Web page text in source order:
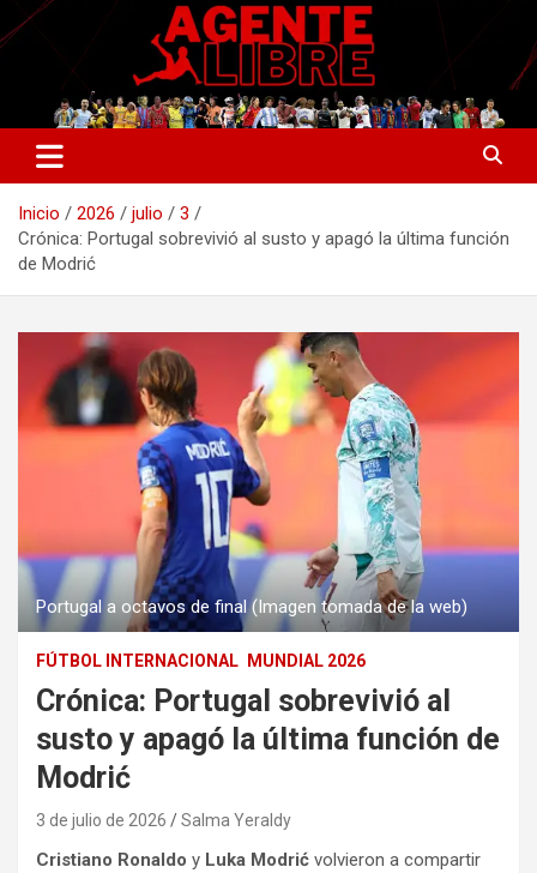
Saltar
al
Agente Libre Digital
La nueva generación del periodismo deportivo.
Inicio 2026 julio
3
Crónica: Portugal sobrevivió al susto y apagó la última función
de Modrić
Portugal a octavos de final (Imagen tomada de la web)
FÚTBOL INTERNACIONAL MUNDIAL 2026
Crónica: Portugal sobrevivió al
susto y apagó la última función de
Modrić
3 de julio de 2026 Salma Yeraldy
Cristiano Ronaldo y Luka Modrić volvieron a compartir